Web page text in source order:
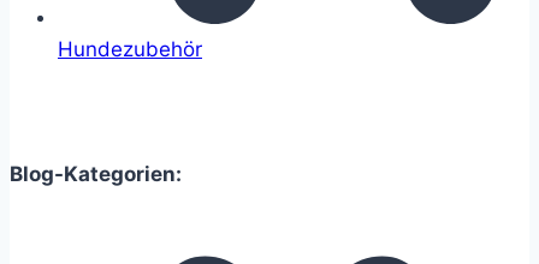
Hundezubehör
Blog-Kategorien: